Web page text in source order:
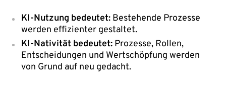
KI-Nutzung bedeutet: Bestehende Prozesse
werden effizienter gestaltet.
KI-Nativität bedeutet: Prozesse, Rollen,
Entscheidungen und Wertschöpfung werden
von Grund auf neu gedacht.